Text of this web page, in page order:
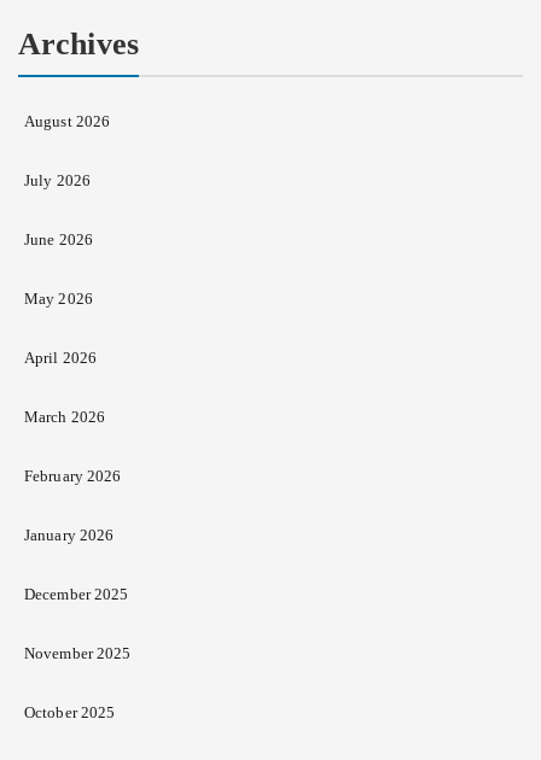
Archives
August 2026
July 2026
June 2026
May 2026
April 2026
March 2026
February 2026
January 2026
December 2025
November 2025
October 2025